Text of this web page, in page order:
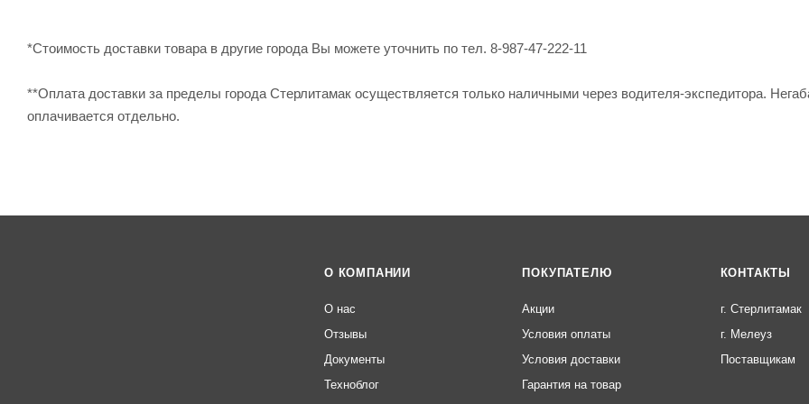
*Стоимость доставки товара в другие города Вы можете уточнить по тел. 8-987-47-222-11
**Оплата доставки за пределы города Стерлитамак осуществляется только наличными через водителя-экспедитора.
оплачивается отдельно.
О КОМПАНИИ
О нас
Отзывы
Документы
Техноблог
ПОКУПАТЕЛЮ
Акции
Условия оплаты
Условия доставки
Гарантия на товар
КОНТАКТЫ
г. Стерлитамак
г. Мелеуз
Поставщикам